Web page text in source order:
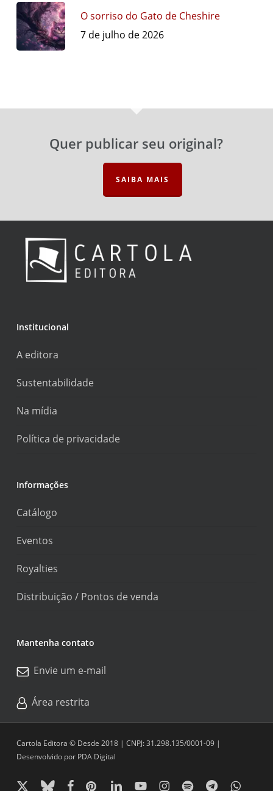
O sorriso do Gato de Cheshire
7 de julho de 2026
Quer publicar seu original?
SAIBA MAIS
Institucional
A editora
Sustentabilidade
Na mídia
Política de privacidade
Informações
Catálogo
Eventos
Royalties
Distribuição / Pontos de venda
Mantenha contato
Envie um e-mail
Área restrita
Cartola Editora © Desde 2018 | CNPJ: 31.298.135/0001-09 |
Desenvolvido por PDA Digital
x- bluesky facebookpinterestlinkedinyoutubeinstagram
spotify telegramwhatsapp